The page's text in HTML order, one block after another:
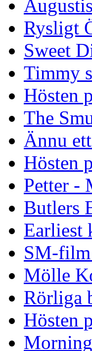
Rysligt
Sweet
Timmy
Hösten
The
Ännu
Hösten
Petter -
Butlers
Earliest
SM-
Mölle
Rörliga
Hösten